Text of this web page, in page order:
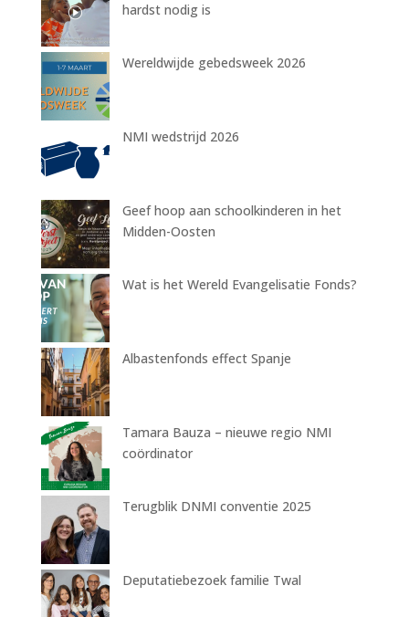
hardst nodig is
Wereldwijde gebedsweek 2026
NMI wedstrijd 2026
Geef hoop aan schoolkinderen in het
Midden-Oosten
Wat is het Wereld Evangelisatie Fonds?
Albastenfonds effect Spanje
Tamara Bauza – nieuwe regio NMI
coördinator
Terugblik DNMI conventie 2025
Deputatiebezoek familie Twal